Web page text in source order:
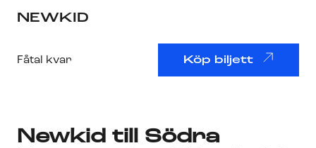
NEWKID
Fåtal kvar Köp biljett
Newkid till Södra